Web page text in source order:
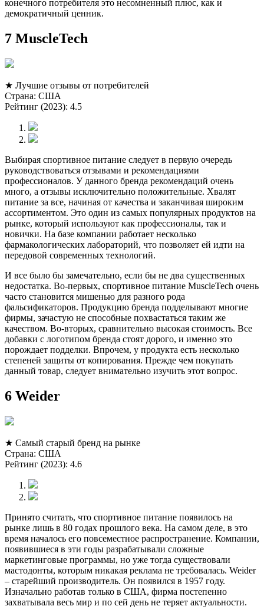
конечного потребителя это несомненный плюс, как и
демократичный ценник.
7 MuscleTech
★ Лучшие отзывы от потребителей
Страна: США
Рейтинг (2023): 4.5
Выбирая спортивное питание следует в первую очередь
руководствоваться отзывами и рекомендациями
профессионалов. У данного бренда рекомендаций очень
много, а отзывы исключительно положительные. Хвалят
питание за все, начиная от качества и заканчивая широким
ассортиментом. Это один из самых популярных продуктов на
рынке, который используют как профессионалы, так и
новички. На базе компании работает несколько
фармакологических лабораторий, что позволяет ей идти на
передовой современных технологий.
И все было бы замечательно, если бы не два существенных
недостатка. Во-первых, спортивное питание MuscleTech очень
часто становится мишенью для разного рода
фальсификаторов. Продукцию бренда подделывают многие
фирмы, зачастую не способные похвастаться таким же
качеством. Во-вторых, сравнительно высокая стоимость. Все
добавки с логотипом бренда стоят дорого, и именно это
порождает подделки. Впрочем, у продукта есть несколько
степеней защиты от копирования. Прежде чем покупать
данный товар, следует внимательно изучить этот вопрос.
6 Weider
★ Самый старый бренд на рынке
Страна: США
Рейтинг (2023): 4.6
Принято считать, что спортивное питание появилось на
рынке лишь в 80 годах прошлого века. На самом деле, в это
время началось его повсеместное распространение. Компании,
появившиеся в эти годы разрабатывали сложные
маркетинговые программы, но уже тогда существовали
мастодонты, которым никакая реклама не требовалась. Weider
– старейший производитель. Он появился в 1957 году.
Изначально работав только в США, фирма постепенно
захватывала весь мир и по сей день не теряет актуальности.